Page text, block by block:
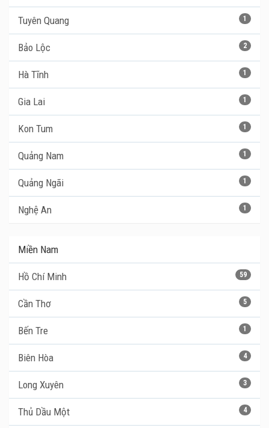
1
Tuyên Quang
2
Bảo Lộc
1
Hà Tĩnh
1
Gia Lai
1
Kon Tum
1
Quảng Nam
1
Quảng Ngãi
1
Nghệ An
Miền Nam
59
Hồ Chí Minh
5
Cần Thơ
1
Bến Tre
4
Biên Hòa
3
Long Xuyên
4
Thủ Dầu Một